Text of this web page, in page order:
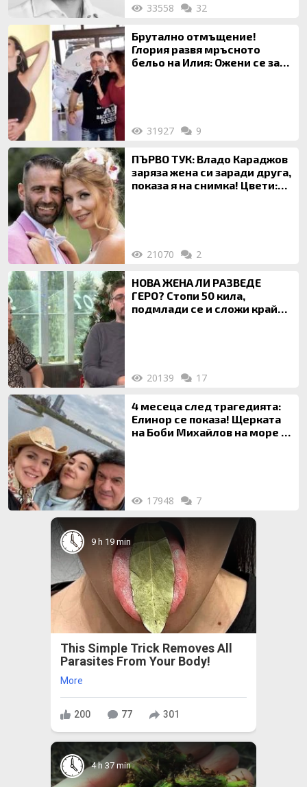
33558 32
Брутално отмъщение!
Глория развя мръсното
бельо на Илия: Ожени се за
31927 9
ПЪРВО ТУК: Владо Караджов
заряза жена си заради друга,
показа я на снимка! Цвети:
21070 2
НОВА ЖЕНА ЛИ РАЗВЕДЕ
ГЕРО? Стопи 50 кила,
подмлади се и сложи край
20139 17
4 месеца след трагедията:
Елинор се показа! Щерката
на Боби Михайлов на море с
17948 7
9 h 19 min
This Simple Trick Removes All
Parasites From Your Body!
More
200 77 301
4 h 37 min